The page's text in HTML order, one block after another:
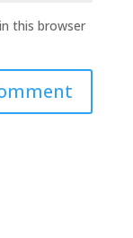
this browser